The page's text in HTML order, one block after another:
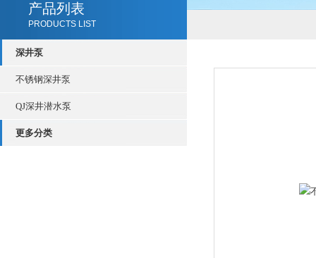
产品列表
PRODUCTS LIST
深井泵
不锈钢深井泵
QJ深井潜水泵
更多分类